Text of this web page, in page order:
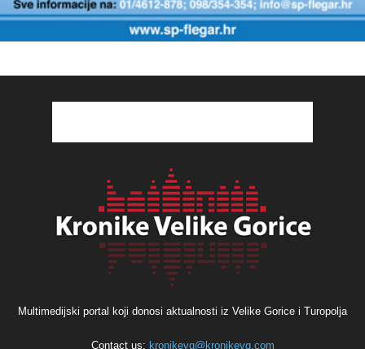
Multimedijski portal koji donosi aktualnosti iz Velike Gorice i Turopolja
Contact us: kronikevg@kronikevg.com